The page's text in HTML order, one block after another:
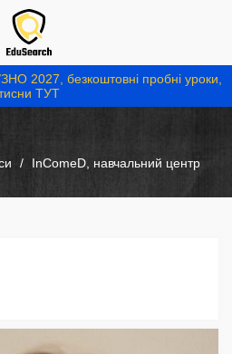
2027, безкоштовні пробні уроки,
ТУТ
InComeD, навчальний центр